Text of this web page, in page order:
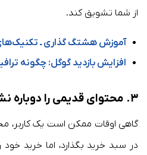
از شما تشویق کند.
آموزش هشتگ گذاری ـ تکنیک‌های
افزایش بازدید گوگل: چگونه
۳. محتوای قدیمی را دوباره
گاهی اوقات ممکن است یک کاربر،
در سبد خرید بگذارد، اما خرید خود